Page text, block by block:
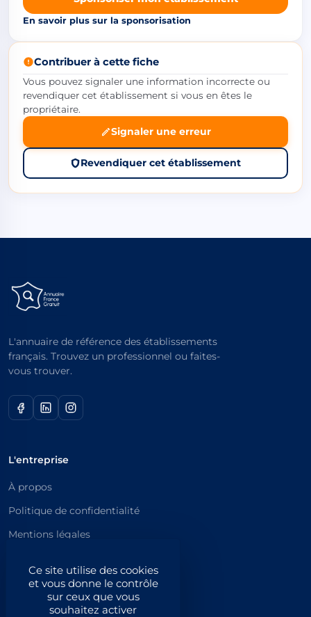
Ce site utilise des cookies
et vous donne le contrôle
sur ceux que vous
souhaitez activer
En savoir plus sur la sponsorisation
Contribuer à cette fiche
Vous pouvez signaler une information incorrecte ou
revendiquer cet établissement si vous en êtes le
propriétaire.
Signaler une erreur
Revendiquer cet établissement
L'annuaire de référence des établissements
français. Trouvez un professionnel ou faites-
vous trouver.
L'entreprise
À propos
Politique de confidentialité
Mentions légales
Catégories principales
Catégories